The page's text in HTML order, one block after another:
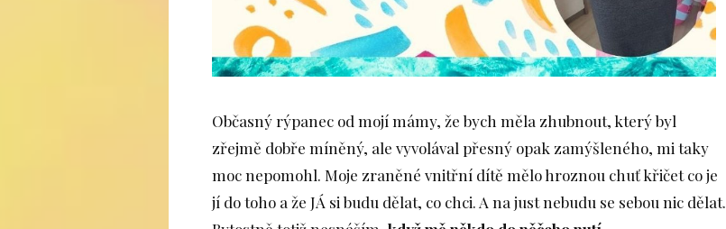
Občasný rýpanec od mojí mámy, že bych měla zhubnout, který byl
zřejmě dobře míněný, ale vyvolával přesný opak zamýšleného, mi taky
moc nepomohl. Moje zraněné vnitřní dítě mělo hroznou chuť křičet co je
jí do toho a že JÁ si budu dělat, co chci. A na just nebudu se sebou nic dělat.